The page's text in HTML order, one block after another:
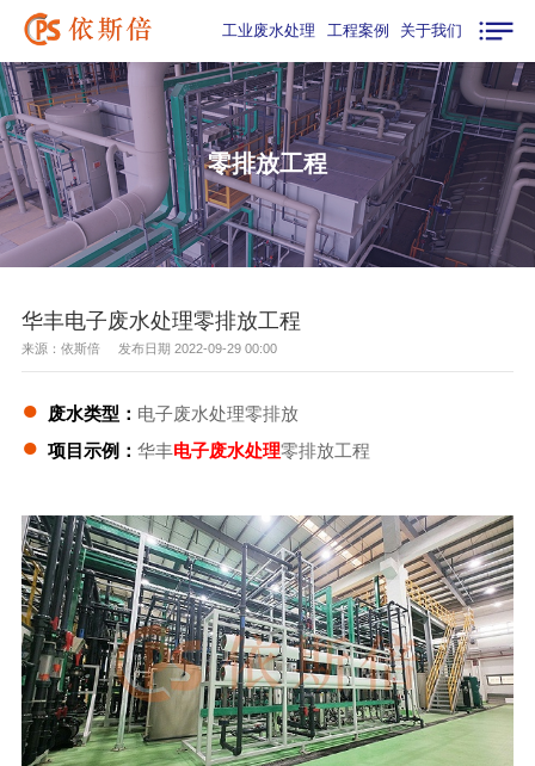
工业废水处理 工程案例 关于我们
零排放工程
华丰电子废水处理零排放工程
来源：依斯倍 发布日期 2022-09-29 00:00
● 废水类型： 电子废水处理零排放
● 项目示例： 华丰电子废水处理零排放工程